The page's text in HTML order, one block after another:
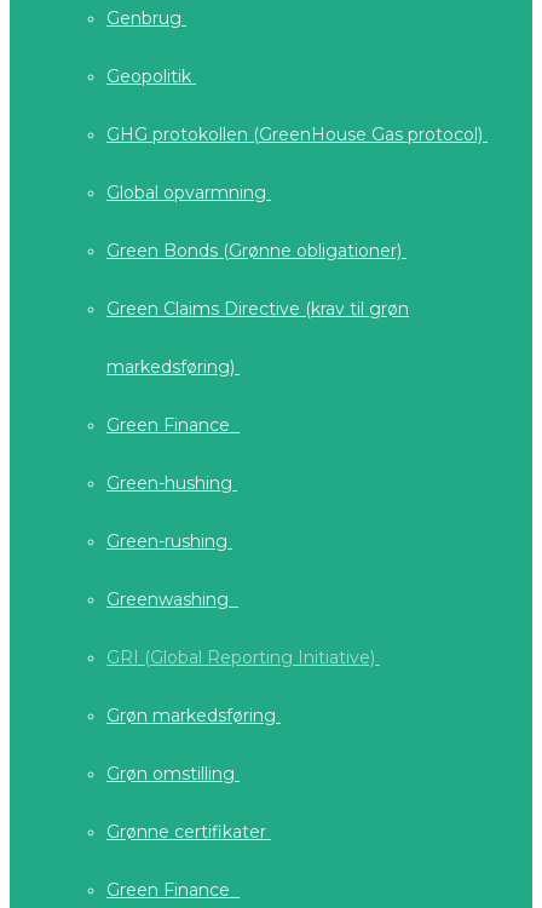
Genbrug
Geopolitik
GHG protokollen (GreenHouse Gas protocol)
Global opvarmning
Green Bonds (Grønne obligationer)
Green Claims Directive (krav til grøn
markedsføring)
Green Finance
Green-hushing
Green-rushing
Greenwashing
GRI (Global Reporting Initiative)
Grøn markedsføring
Grøn omstilling
Grønne certifikater
Green Finance